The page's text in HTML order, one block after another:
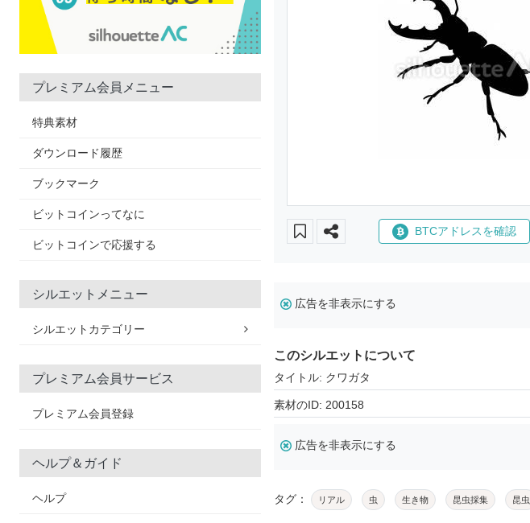
プレミアム会員メニュー
特典素材
ダウンロード履歴
ブックマーク
ビットコインってなに
ビットコインで応援する
シルエットメニュー
シルエットカテゴリー
プレミアム会員サービス
プレミアム会員登録
ヘルプ＆ガイド
ヘルプ
BTCアドレスを確認
広告を非表示にする
このシルエットについて
タイトル: クワガタ
素材のID: 200158
広告を非表示にする
タグ： リアル 虫 生き物 昆虫採集 昆虫